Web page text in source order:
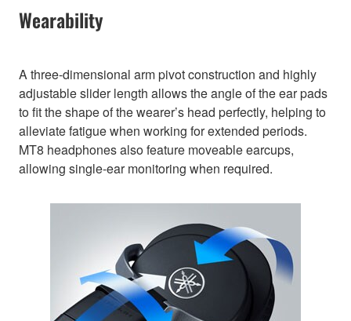
Wearability
A three-dimensional arm pivot construction and highly
adjustable slider length allows the angle of the ear pads
to fit the shape of the wearer’s head perfectly, helping to
alleviate fatigue when working for extended periods.
MT8 headphones also feature moveable earcups,
allowing single-ear monitoring when required.